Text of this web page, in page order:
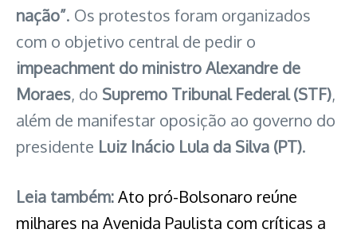
nação”. Os protestos foram organizados
com o objetivo central de pedir o
impeachment do ministro Alexandre de
Moraes, do Supremo Tribunal Federal (STF),
além de manifestar oposição ao governo do
presidente Luiz Inácio Lula da Silva (PT).
Leia também:Ato pró-Bolsonaro reúne
milhares na Avenida Paulista com críticas a